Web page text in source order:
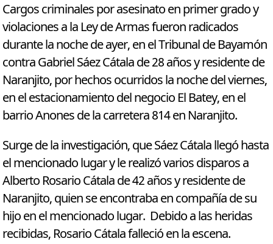
Cargos criminales por asesinato en primer grado y
violaciones a la Ley de Armas fueron radicados
durante la noche de ayer, en el Tribunal de Bayamón
contra Gabriel Sáez Cátala de 28 años y residente de
Naranjito, por hechos ocurridos la noche del viernes,
en el estacionamiento del negocio El Batey, en el
barrio Anones de la carretera 814 en Naranjito.
Surge de la investigación, que Sáez Cátala llegó hasta
el mencionado lugar y le realizó varios disparos a
Alberto Rosario Cátala de 42 años y residente de
Naranjito, quien se encontraba en compañía de su
hijo en el mencionado lugar. Debido a las heridas
recibidas, Rosario Cátala falleció en la escena.